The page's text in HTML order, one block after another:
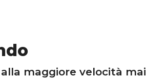
maggiore velocità mai